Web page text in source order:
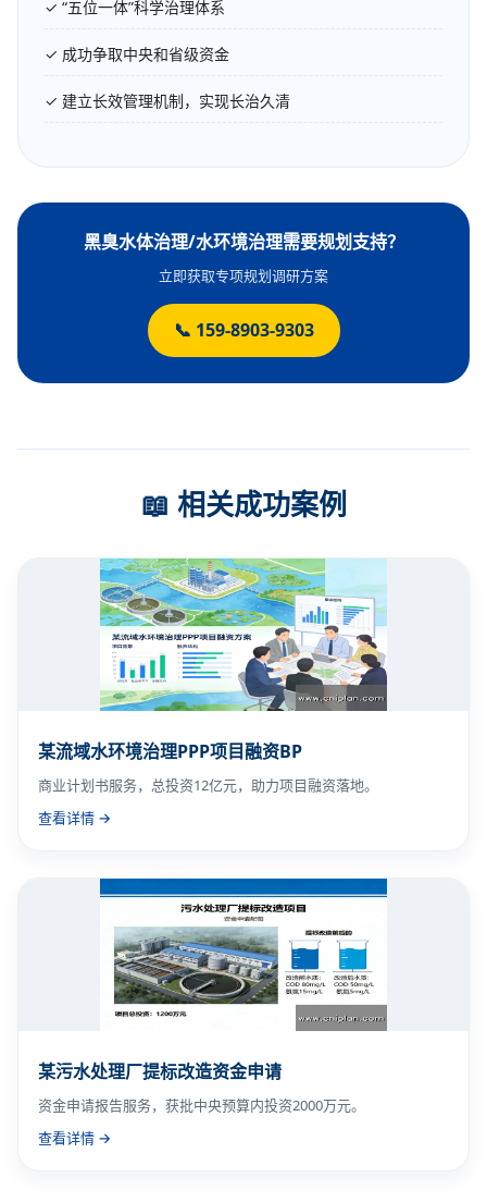
✓ “五位一体”科学治理体系
✓ 成功争取中央和省级资金
✓ 建立长效管理机制，实现长治久清
黑臭水体治理/水环境治理需要规划支持？
立即获取专项规划调研方案
📞 159-8903-9303
📖 相关成功案例
某流域水环境治理PPP项目融资BP
商业计划书服务，总投资12亿元，助力项目融资落地。
查看详情 →
某污水处理厂提标改造资金申请
资金申请报告服务，获批中央预算内投资2000万元。
查看详情 →